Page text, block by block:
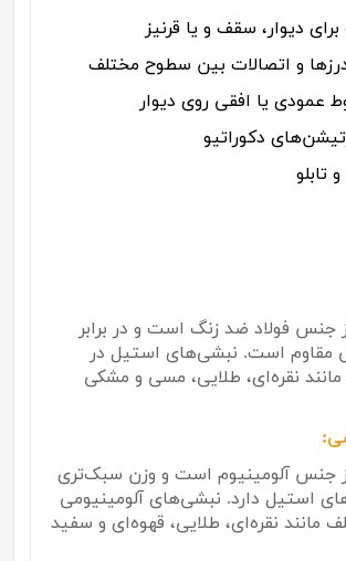
دیوار، سقف و یا قرنیز
و اتصالات بین سطوح مختلف
عمودی یا افقی روی دیوار
دکوراتیو
تابلو
جنس فولاد ضد زنگ است و در برابر
مقاوم است. نبشی‌های استیل در
نقره‌ای، طلایی، مسی و مشکی
جنس آلومینیوم است و وزن سبک‌تری
استیل دارد. نبشی‌های آلومینیومی
مانند نقره‌ای، طلایی، قهوه‌ای و سفید